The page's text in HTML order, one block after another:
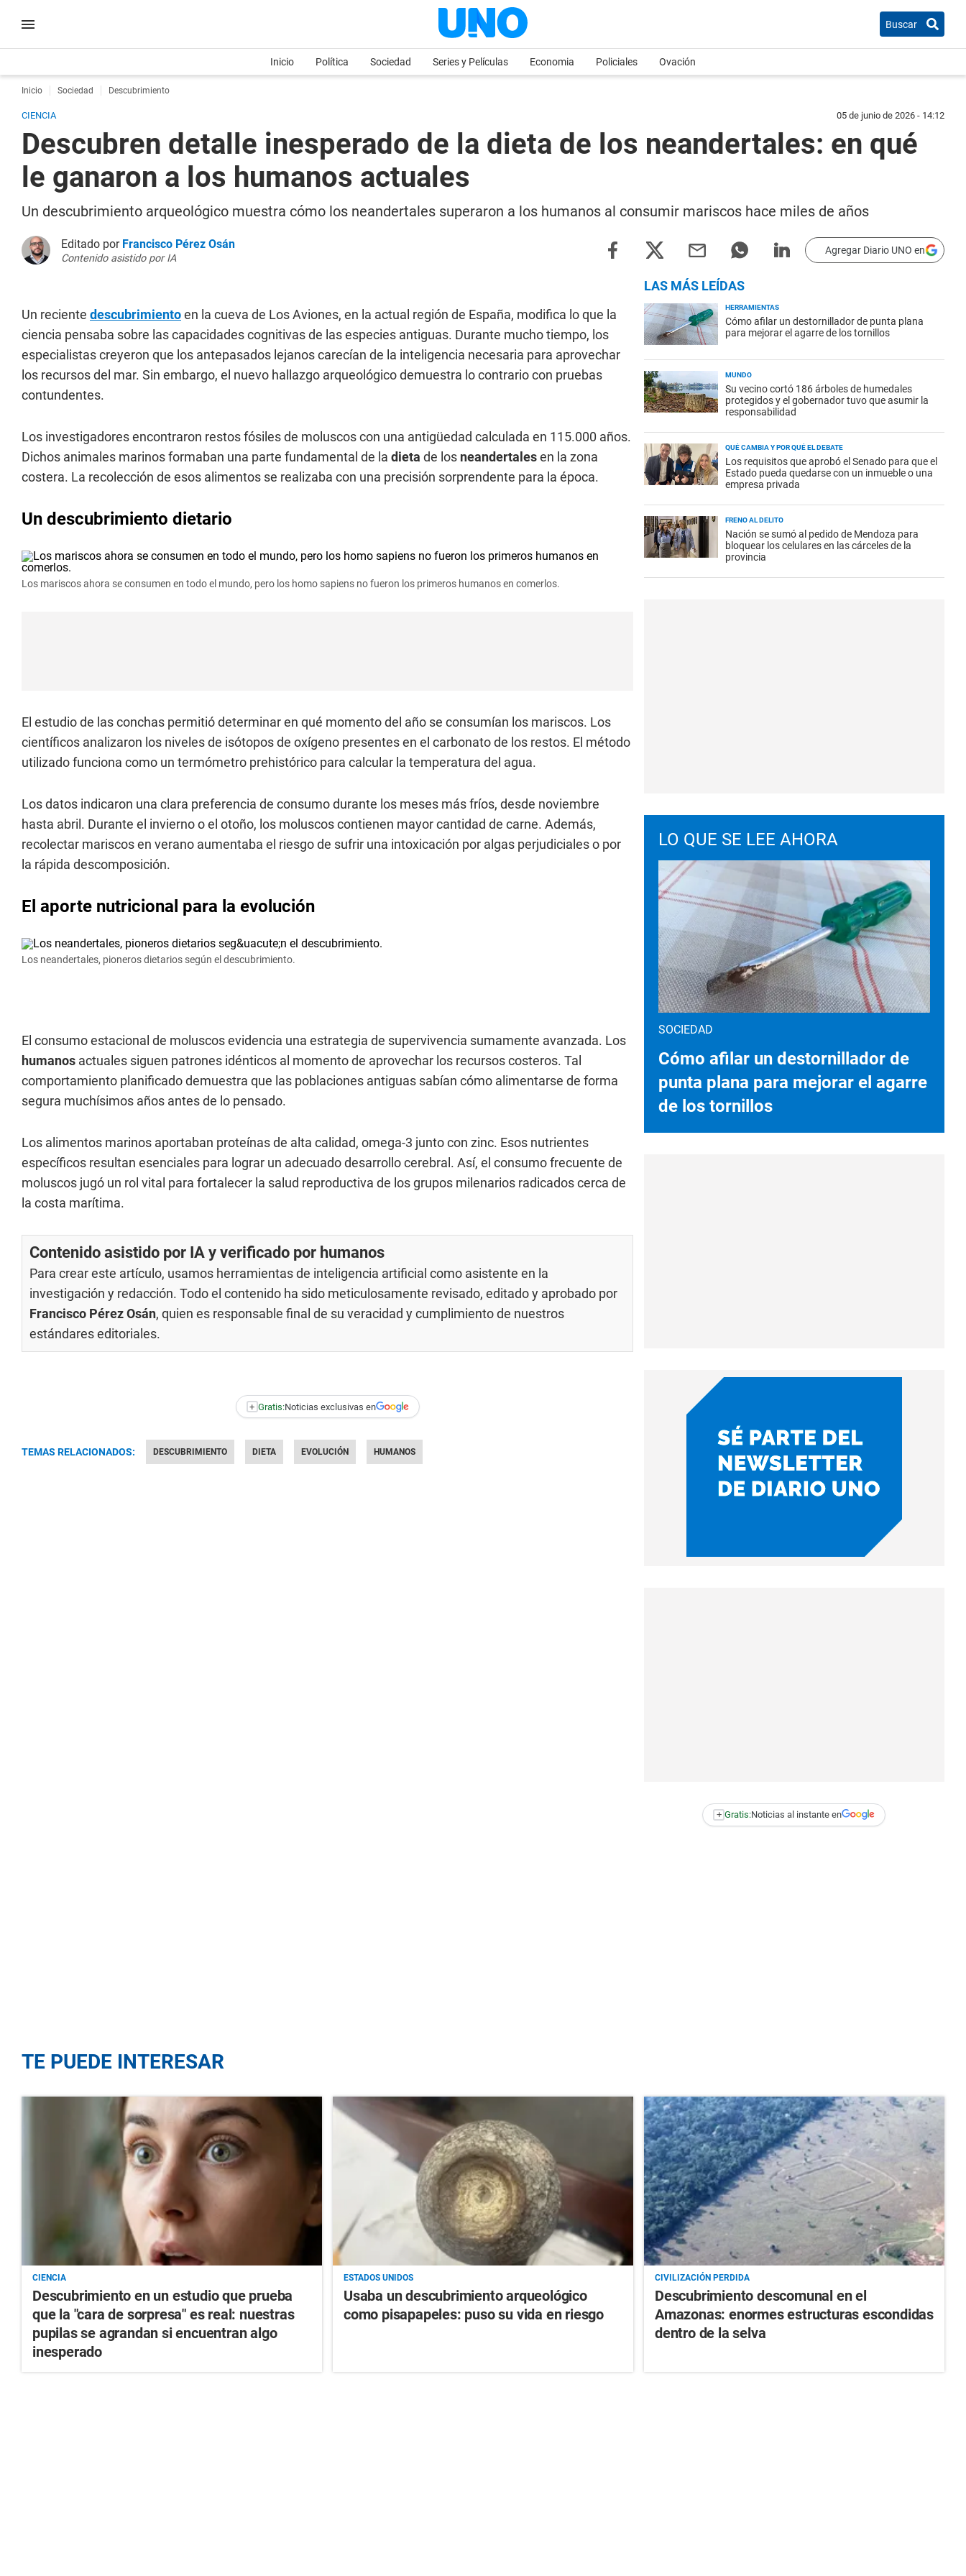
Buscar
Inicio Política Sociedad Series y Películas Economia Policiales Ovación
Inicio Sociedad Descubrimiento
CIENCIA 05 de junio de 2026 - 14:12
Descubren detalle inesperado de la dieta de los neandertales: en qué
le ganaron a los humanos actuales
Un descubrimiento arqueológico muestra cómo los neandertales superaron a los humanos al consumir mariscos hace miles de años
Editado por Francisco Pérez Osán
Contenido asistido por IA
Agregar Diario UNO en
Un reciente descubrimientoen la cueva de Los Aviones, en la actual región de España, modifica lo que la
ciencia pensaba sobre las capacidades cognitivas de las especies antiguas. Durante mucho tiempo, los
especialistas creyeron que los antepasados lejanos carecían de la inteligencia necesaria para aprovechar
los recursos del mar. Sin embargo, el nuevo hallazgo arqueológico demuestra lo contrario con pruebas
contundentes.
Los investigadores encontraron restos fósiles de moluscos con una antigüedad calculada en 115.000 años.
Dichos animales marinos formaban una parte fundamental de la dieta de los neandertalesen la zona
costera. La recolección de esos alimentos se realizaba con una precisión sorprendente para la época.
Un descubrimiento dietario
Los mariscos ahora se consumen en todo el mundo, pero los homo sapiens no fueron los primeros humanos en comerlos.
El estudio de las conchas permitió determinar en qué momento del año se consumían los mariscos. Los
científicos analizaron los niveles de isótopos de oxígeno presentes en el carbonato de los restos. El método
utilizado funciona como un termómetro prehistórico para calcular la temperatura del agua.
Los datos indicaron una clara preferencia de consumo durante los meses más fríos, desde noviembre
hasta abril. Durante el invierno o el otoño, los moluscos contienen mayor cantidad de carne. Además,
recolectar mariscos en verano aumentaba el riesgo de sufrir una intoxicación por algas perjudiciales o por
la rápida descomposición.
El aporte nutricional para la evolución
Los neandertales, pioneros dietarios según el descubrimiento.
El consumo estacional de moluscos evidencia una estrategia de supervivencia sumamente avanzada. Los
humanos actuales siguen patrones idénticos al momento de aprovechar los recursos costeros. Tal
comportamiento planificado demuestra que las poblaciones antiguas sabían cómo alimentarse de forma
segura muchísimos años antes de lo pensado.
Los alimentos marinos aportaban proteínas de alta calidad, omega-3 junto con zinc. Esos nutrientes
específicos resultan esenciales para lograr un adecuado desarrollo cerebral. Así, el consumo frecuente de
moluscos jugó un rol vital para fortalecer la salud reproductiva de los grupos milenarios radicados cerca de
la costa marítima.
Contenido asistido por IA y verificado por humanos
Para crear este artículo, usamos herramientas de inteligencia artificial como asistente en la
investigación y redacción. Todo el contenido ha sido meticulosamente revisado, editado y aprobado por
Francisco Pérez Osán, quien es responsable final de su veracidad y cumplimiento de nuestros
estándares editoriales.
+ Gratis:Noticias exclusivas en
TEMAS RELACIONADOS: DESCUBRIMIENTO DIETA EVOLUCIÓN HUMANOS
LAS MÁS LEÍDAS
HERRAMIENTAS
Cómo afilar un destornillador de punta plana
para mejorar el agarre de los tornillos
MUNDO
Su vecino cortó 186 árboles de humedales
protegidos y el gobernador tuvo que asumir la
responsabilidad
QUÉ CAMBIA Y POR QUÉ EL DEBATE
Los requisitos que aprobó el Senado para que el
Estado pueda quedarse con un inmueble o una
empresa privada
FRENO AL DELITO
Nación se sumó al pedido de Mendoza para
bloquear los celulares en las cárceles de la
provincia
LO QUE SE LEE AHORA
SOCIEDAD
Cómo afilar un destornillador de
punta plana para mejorar el agarre
de los tornillos
+ Gratis:Noticias al instante en
TE PUEDE INTERESAR
CIENCIA
Descubrimiento en un estudio que prueba
que la "cara de sorpresa" es real: nuestras
pupilas se agrandan si encuentran algo
inesperado
ESTADOS UNIDOS
Usaba un descubrimiento arqueológico
como pisapapeles: puso su vida en riesgo
CIVILIZACIÓN PERDIDA
Descubrimiento descomunal en el
Amazonas: enormes estructuras escondidas
dentro de la selva